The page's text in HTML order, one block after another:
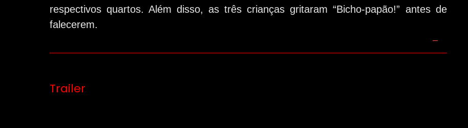
respectivos quartos. Além disso, as três crianças gritaram “Bicho-papão!” antes de
falecerem.
Trailer